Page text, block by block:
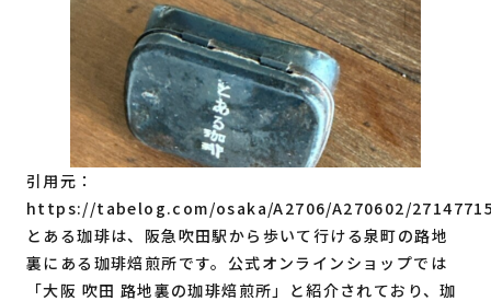
引用元：
https://tabelog.com/osaka/A2706/A270602/
とある珈琲は、阪急吹田駅から歩いて行ける泉町の路地
裏にある珈琲焙煎所です。公式オンラインショップでは
「大阪 吹田 路地裏の珈琲焙煎所」と紹介されており、珈